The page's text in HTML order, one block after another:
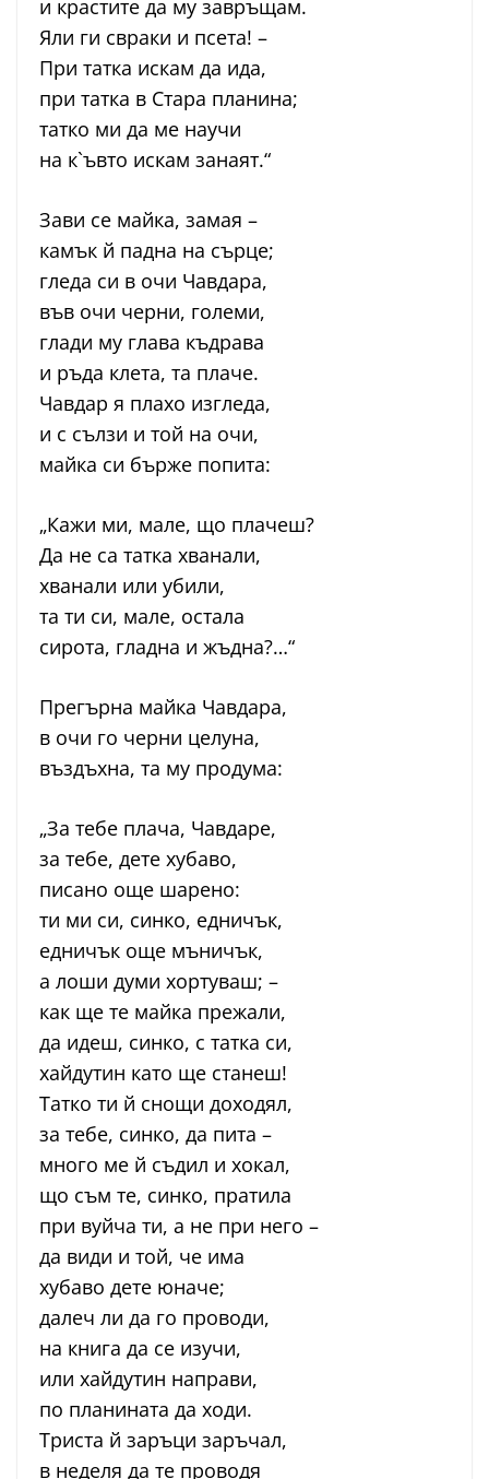
и крастите да му завръщам.
Яли ги свраки и псета! –
При татка искам да ида,
при татка в Стара планина;
татко ми да ме научи
на к`ъвто искам занаят.“
Зави се майка, замая –
камък й падна на сърце;
гледа си в очи Чавдара,
във очи черни, големи,
глади му глава къдрава
и ръда клета, та плаче.
Чавдар я плахо изгледа,
и с сълзи и той на очи,
майка си бърже попита:
„Кажи ми, мале, що плачеш?
Да не са татка хванали,
хванали или убили,
та ти си, мале, остала
сирота, гладна и жъдна?…“
Прегърна майка Чавдара,
в очи го черни целуна,
въздъхна, та му продума:
„За тебе плача, Чавдаре,
за тебе, дете хубаво,
писано още шарено:
ти ми си, синко, едничък,
едничък още мъничък,
а лоши думи хортуваш; –
как ще те майка прежали,
да идеш, синко, с татка си,
хайдутин като ще станеш!
Татко ти й снощи доходял,
за тебе, синко, да пита –
много ме й съдил и хокал,
що съм те, синко, пратила
при вуйча ти, а не при него –
да види и той, че има
хубаво дете юначе;
далеч ли да го проводи,
на книга да се изучи,
или хайдутин направи,
по планината да ходи.
Триста й заръци заръчал,
в неделя да те проводя